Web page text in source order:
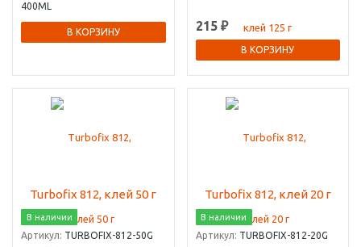
400ML
В КОРЗИНУ 215 ₽
В КОРЗИНУ
Turbofix 812, клей 50 г
В наличии
Артикул: TURBOFIX-812-50G
Turbofix 812, клей 20 г
В наличии
Артикул: TURBOFIX-812-20G